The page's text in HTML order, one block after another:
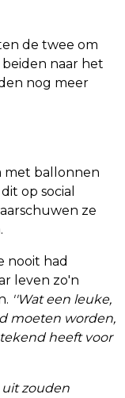
de twee om
naar het
nog meer
met ballonnen
op social
ze
nooit had
leven zo'n
''Wat een leuke,
moeten worden,
heeft voor
uit zouden